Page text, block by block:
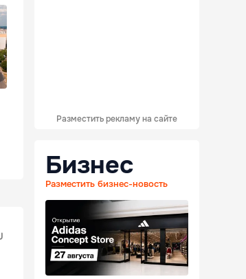
Разместить рекламу на сайте
Бизнес
Разместить бизнес-новость